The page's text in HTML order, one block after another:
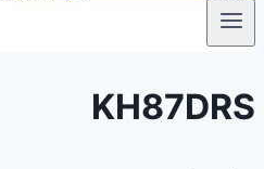
KH87DRS